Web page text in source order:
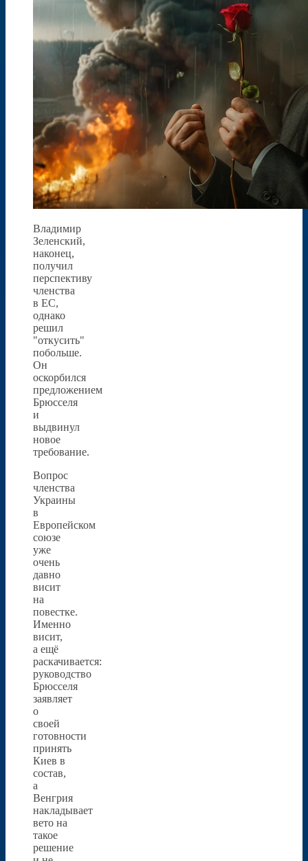
Владимир
Зеленский,
наконец,
получил
перспективу
членства
в ЕС,
однако
решил
"откусить"
побольше.
Он
оскорбился
предложением
Брюсселя
и
выдвинул
новое
требование.
Вопрос
членства
Украины
в
Европейском
союзе
уже
очень
давно
висит
на
повестке.
Именно
висит,
а ещё
раскачивается:
руководство
Брюсселя
заявляет
о
своей
готовности
принять
Киев в
состав,
а
Венгрия
накладывает
вето на
такое
решение